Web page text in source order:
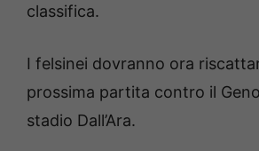
classifica.
I felsinei dovranno ora
prossima partita contro il
stadio Dall’Ara.